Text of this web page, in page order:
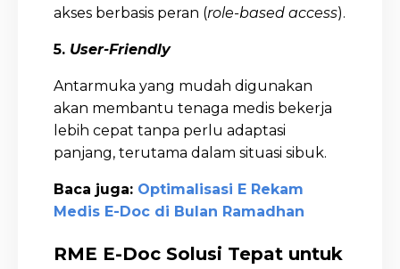
akses berbasis peran (role-based access).
5. User-Friendly
Antarmuka yang mudah digunakan
akan membantu tenaga medis bekerja
lebih cepat tanpa perlu adaptasi
panjang, terutama dalam situasi sibuk.
Baca juga: Optimalisasi E Rekam
Medis E-Doc di Bulan Ramadhan
RME E-Doc Solusi Tepat untuk